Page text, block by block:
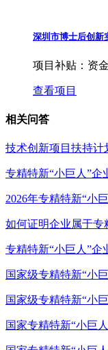
深圳市博士后创新
项目补贴： 资
查看项目
相关问答
技术创新项目扶持计
专精特新“小巨人”企
2026年专精特新“小
如何证明企业属于专
专精特新“小巨人”企
国家级专精特新“小
国家级专精特新“小
国家专精特新“小巨